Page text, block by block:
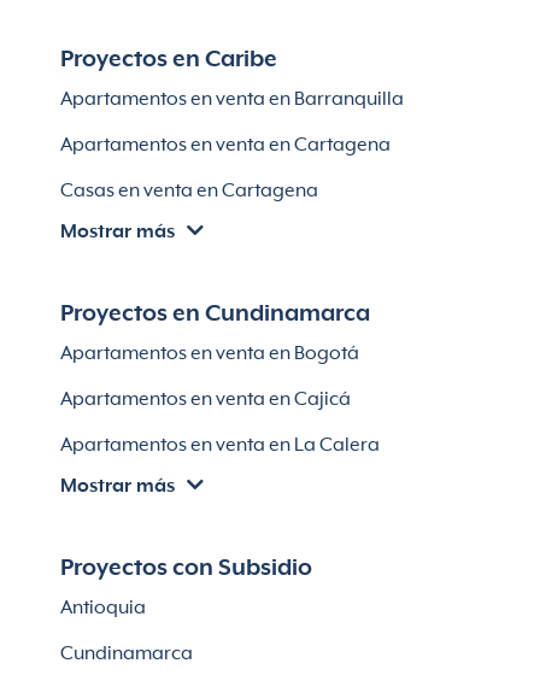
Apartamentos en venta en Bello
Proyectos en Caribe
Apartamentos en venta en Barranquilla
Apartamentos en venta en Cartagena
Casas en venta en Cartagena
Villas en Cartagena
Apartamentos en venta en Soledad
Mostrar más
Proyectos en Cundinamarca
Apartamentos en venta en Bogotá
Apartamentos en venta en Cajicá
Apartamentos en venta en La Calera
Apartamentos en venta en Chía
Casas en Cajicá
Mostrar más
Proyectos con Subsidio
Antioquia
Cundinamarca